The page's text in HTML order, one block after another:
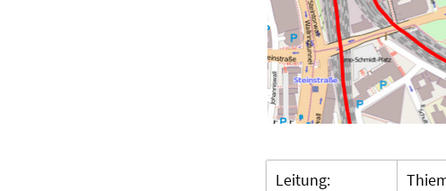
Leitung: